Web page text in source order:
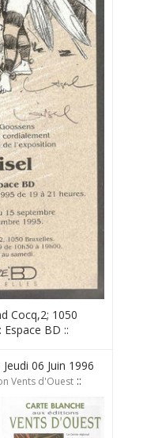
Cocq,2; 1050
BD ::
06 Juin 1996
Vents d'Ouest ::